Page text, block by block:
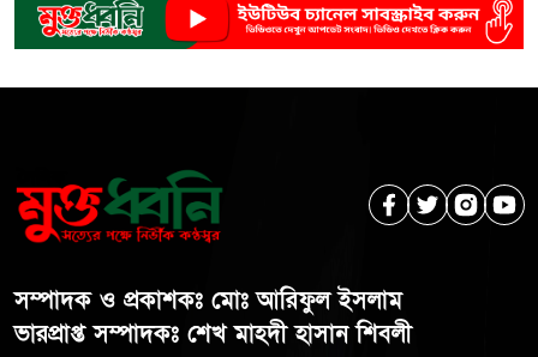
সম্পাদক ও প্রকাশকঃ মোঃ আরিফুল ইসলাম
ভারপ্রাপ্ত সম্পাদকঃ শেখ মাহদী হাসান শিবলী